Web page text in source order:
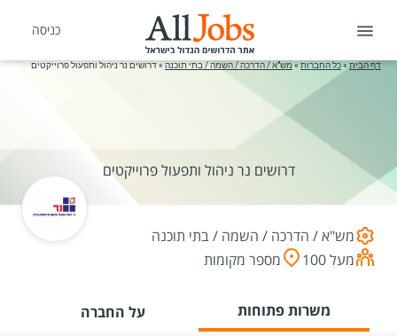
כניסה
דף הבית »כל החברות » מש"א / הדרכה / השמה / בתי תוכנה»דרושים נר ניהול ותפעול פרוייקטים
דרושים נר ניהול ותפעול פרוייקטים
מש"א / הדרכה / השמה / בתי תוכנה
מעל 100
מספר מקומות
משרות פתוחות על החברה